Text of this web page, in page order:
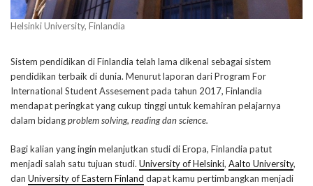
Helsinki University, Finlandia
Sistem pendidikan di Finlandia telah lama dikenal sebagai sistem
pendidikan terbaik di dunia. Menurut laporan dari Program For
International Student Assesement pada tahun 2017, Finlandia
mendapat peringkat yang cukup tinggi untuk kemahiran pelajarnya
dalam bidangproblem solving, reading dan science.
Bagi kalian yang ingin melanjutkan studi di Eropa, Finlandia patut
menjadi salah satu tujuan studi. University of Helsinki, Aalto University,
dan University of Eastern Finland dapat kamu pertimbangkan menjadi